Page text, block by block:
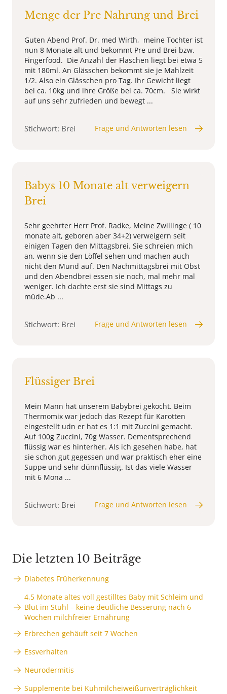
Menge der Pre Nahrung und Brei
Guten Abend Prof. Dr. med Wirth, meine Tochter ist
nun 8 Monate alt und bekommt Pre und Brei bzw.
Fingerfood. Die Anzahl der Flaschen liegt bei etwa 5
mit 180ml. An Glässchen bekommt sie je Mahlzeit
1/2. Also ein Glässchen pro Tag. Ihr Gewicht liegt
bei ca. 10kg und ihre Größe bei ca. 70cm. Sie wirkt
auf uns sehr zufrieden und bewegt ...
Stichwort: Brei Frage und Antworten lesen
Babys 10 Monate alt verweigern
Brei
Sehr geehrter Herr Prof. Radke, Meine Zwillinge ( 10
monate alt, geboren aber 34+2) verweigern seit
einigen Tagen den Mittagsbrei. Sie schreien mich
an, wenn sie den Löffel sehen und machen auch
nicht den Mund auf. Den Nachmittagsbrei mit Obst
und den Abendbrei essen sie noch, mal mehr mal
weniger. Ich dachte erst sie sind Mittags zu
müde.Ab ...
Stichwort: Brei Frage und Antworten lesen
Flüssiger Brei
Mein Mann hat unserem Babybrei gekocht. Beim
Thermomix war jedoch das Rezept für Karotten
eingestellt udn er hat es 1:1 mit Zuccini gemacht.
Auf 100g Zuccini, 70g Wasser. Dementsprechend
flüssig war es hinterher. Als ich gesehen habe, hat
sie schon gut gegessen und war praktisch eher eine
Suppe und sehr dünnflüssig. Ist das viele Wasser
mit 6 Mona ...
Stichwort: Brei Frage und Antworten lesen
Die letzten 10 Beiträge
Diabetes Früherkennung
4,5 Monate altes voll gestilltes Baby mit Schleim und
Blut im Stuhl – keine deutliche Besserung nach 6
Wochen milchfreier Ernährung
Erbrechen gehäuft seit 7 Wochen
Essverhalten
Neurodermitis
Supplemente bei Kuhmilcheiweißunverträglichkeit